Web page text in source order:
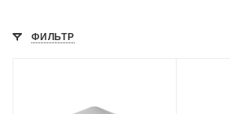
ФИЛЬТР